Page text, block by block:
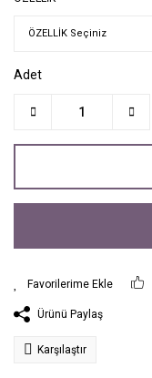
Adet
Ürünü Paylaş
Karşılaştır